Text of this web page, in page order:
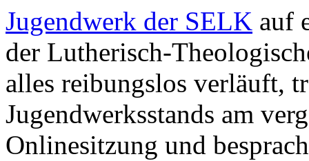
Jugendwerk der SELK auf
der Lutherisch-
alles reibungslos verläuft,
Jugendwerksstands am
Onlinesitzung und